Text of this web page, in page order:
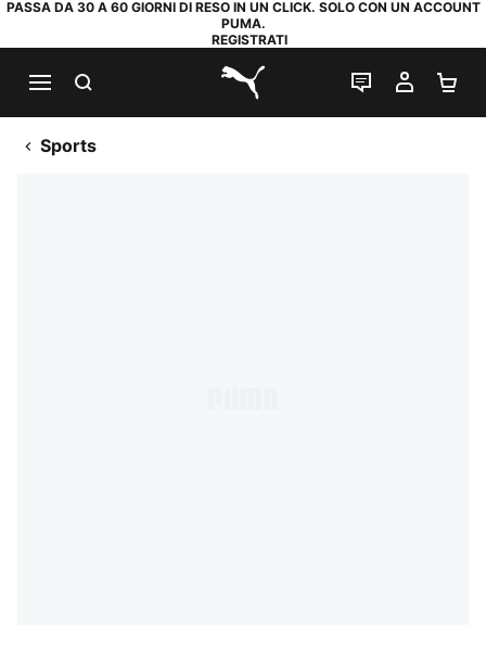
PASSA DA 30 A 60 GIORNI DI RESO IN UN CLICK. SOLO CON UN ACCOUNT
PUMA.
REGISTRATI
PUMA.com
CHAT IL MIO
Sports